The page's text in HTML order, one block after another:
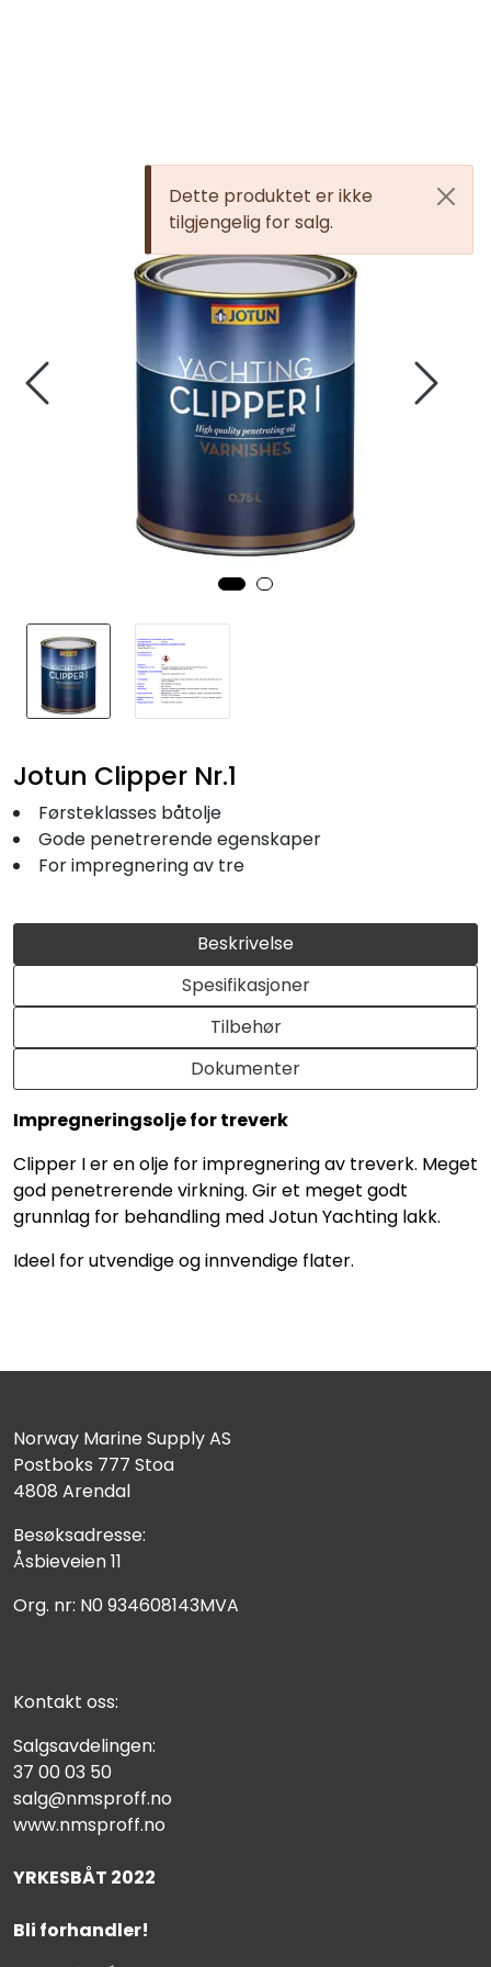
Dette produktet er ikke
tilgjengelig for salg.
Beskrivelse
Spesifikasjoner
Tilbehør
Dokumenter
Impregneringsolje for treverk
Clipper I er en olje for impregnering av treverk. Meget
god penetrerende virkning. Gir et meget godt
grunnlag for behandling med Jotun Yachting lakk.
Ideel for utvendige og innvendige flater.
Jotun Clipper Nr.1
Førsteklasses båtolje
Gode penetrerende egenskaper
For impregnering av tre
Norway Marine Supply AS
Postboks 777 Stoa
4808 Arendal
Besøksadresse:
Åsbieveien 11
Org. nr: N0 934608143MVA
Kontakt oss:
Salgsavdelingen:
37 00 03 50
salg@nmsproff.no
www.nmsproff.no
YRKESBÅT 2022
Bli forhandler!
Bygg/Innredning
Båtpleie/Opplag
Seil
Nyheter